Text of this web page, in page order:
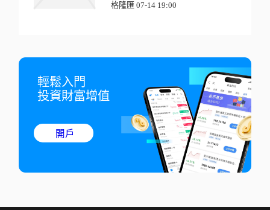
格隆匯 07-14 19:00
輕鬆入門
投資財富增值
開戶